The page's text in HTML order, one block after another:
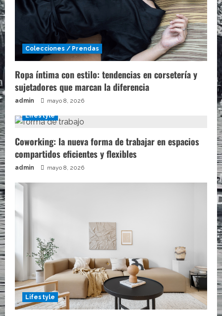
Colecciones / Prendas
Ropa íntima con estilo: tendencias en corsetería y
sujetadores que marcan la diferencia
admin mayo 8, 2026
Lifestyle
Coworking: la nueva forma de trabajar en espacios
compartidos eficientes y flexibles
admin mayo 8, 2026
Lifestyle